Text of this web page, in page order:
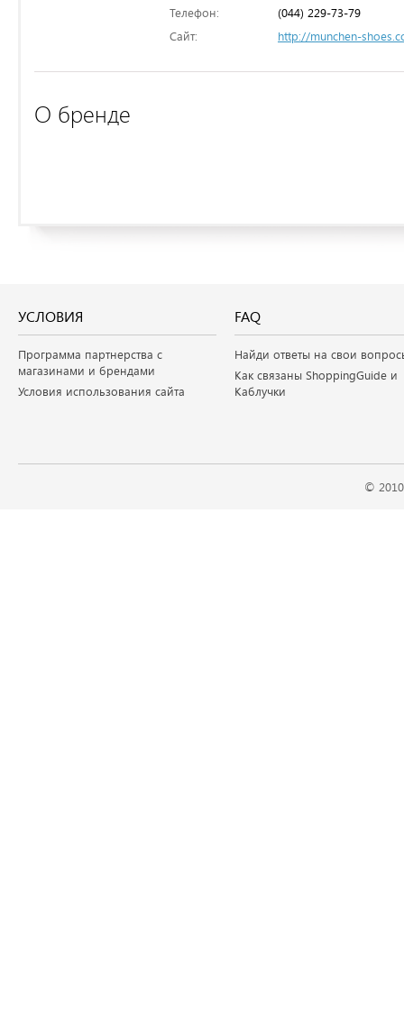
Телефон:
(044) 229-73-79
Сайт:
http://munchen-
О бренде
УСЛОВИЯ
Программа партнерства с
магазинами и брендами
Условия использования сайта
FAQ
Найди ответы на свои
Как связаны ShoppingGuide и
Каблучки
©